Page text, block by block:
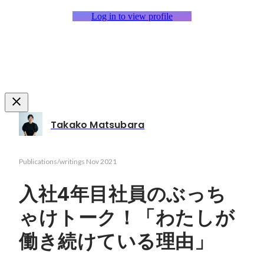
Log in to view profile
Takako Matsubara
Publications/writings Nov 2021
入社4年目社員のぶっち
ゃけトーク！「わたしが
働き続けている理由」